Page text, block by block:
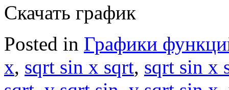
Скачать график
Posted in Графики
x, sqrt sin x sqrt, sqrt sin x